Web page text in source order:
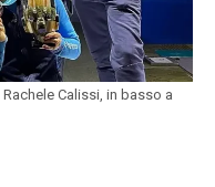
Calissi, in basso a